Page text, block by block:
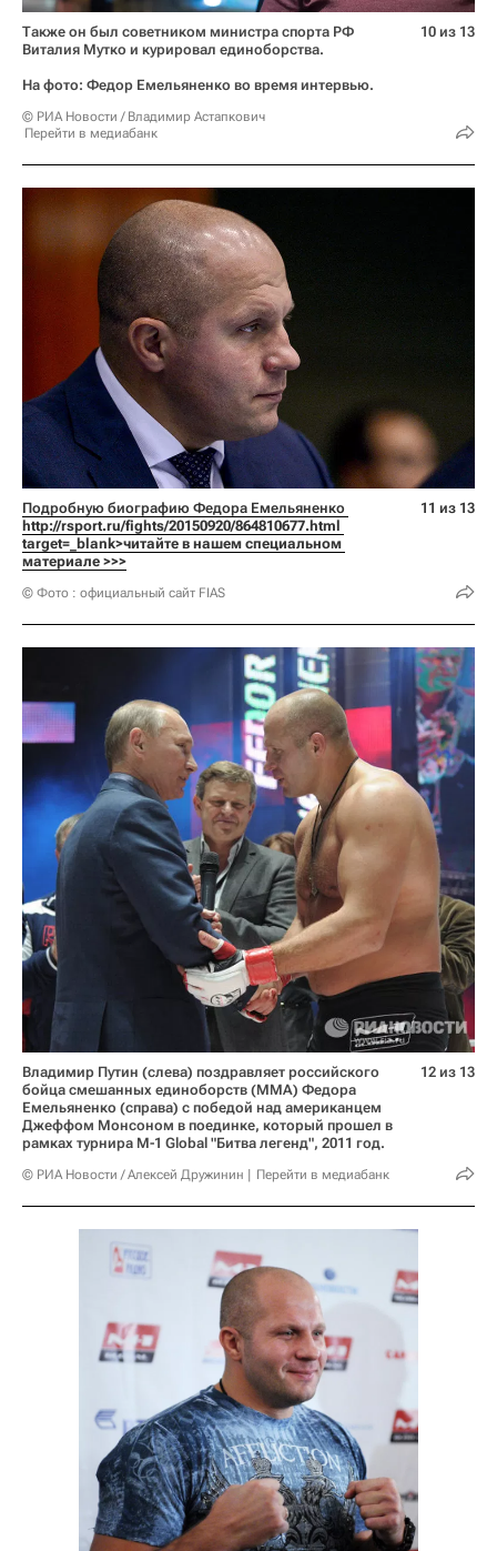
Также он был советником министра спорта РФ
Виталия Мутко и курировал единоборства.
На фото: Федор Емельяненко во время интервью.
© РИА Новости / Владимир Астапкович
Перейти в медиабанк
10 из 13
http://rsport.ru/fights/20150920/864810677.html
target=_blank>читайте в нашем специальном
материале >>>
© Фото : официальный сайт FIAS
11 из 13
Владимир Путин (слева) поздравляет российского
бойца смешанных единоборств (ММА) Федора
Емельяненко (справа) с победой над американцем
Джеффом Монсоном в поединке, который прошел в
рамках турнира M-1 Global "Битва легенд", 2011 год.
© РИА Новости / Алексей Дружинин Перейти в медиабанк
12 из 13